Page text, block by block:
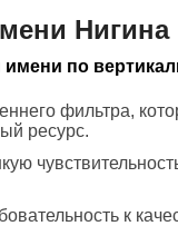
Нигина
по
фильтра,
ресурс.
к